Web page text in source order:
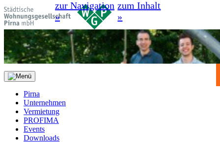
zur Navigation
»
zum Inhalt
»
Pirna
Unternehmen
Vermietung
PROFIMA
Events
Downloads